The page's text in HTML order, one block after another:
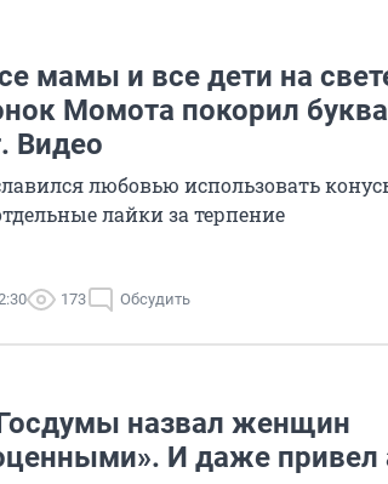
мамы и все дети на
Момота покорил
Видео
любовью использовать
лайки за терпение
173 Обсудить
назвал женщин
И даже привел